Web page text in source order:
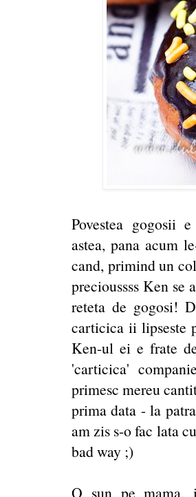
Povestea gogosii
astea, pana acum
cand, primind un
precioussss Ken
reteta de gogosi!
carticica ii lipseste
Ken-ul ei e frate
'carticica'
primesc mereu
prima data - la
am zis s-o fac lata
bad way ;)
O sun pe mama,